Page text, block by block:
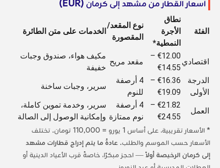
أسعار القطار من مشهد إلى كرمان (EUR)
الفئة
نطاق
الأجرة
النمطية*
نوع المقعد/
المقصورة
الخدمات على متن الطائرة
اقتصادي
€12.00 –
€14.55
مقعد مريح
مكيف هواء، صندوق وجبات
خفيفة
الدرجة
الأولى
€16.36 –
€19.09
4 أرصفة
للنوم
سرير، وجبات ساخنة
العمل
€21.82 –
€24.55
4 أرصفة
نوم ممتازة
سرير، وخدمة تموين كاملة،
وإمكانية الوصول إلى الصالة
* الأسعار تقريبية، على أساس 1 يورو = 110,000 تومان. تختلف
الأسعار حسب الموسم والطلب. عادةً ما يتم إدراج قطارات مشهد
إلى كرمان الرخيصة أولاً— احجز مبكرًا، خاصةً قرب الأعياد الدينية أو